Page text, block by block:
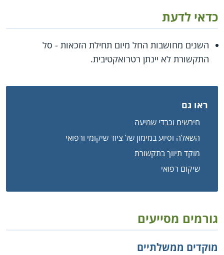
כדאי לדעת
השנים מחושבות החל מיום תחילת הזכאות - סל
התקשורת לא יינתן רטרואקטיבית.
ראו גם
חירשים וכבדי שמיעה
השאלה וסיוע במימון של ציוד שיקומי ורפואי
מוקד תיווך בתקשורת
שיקום רפואי
גורמים מסייעים
מוקדים ממשלתיים